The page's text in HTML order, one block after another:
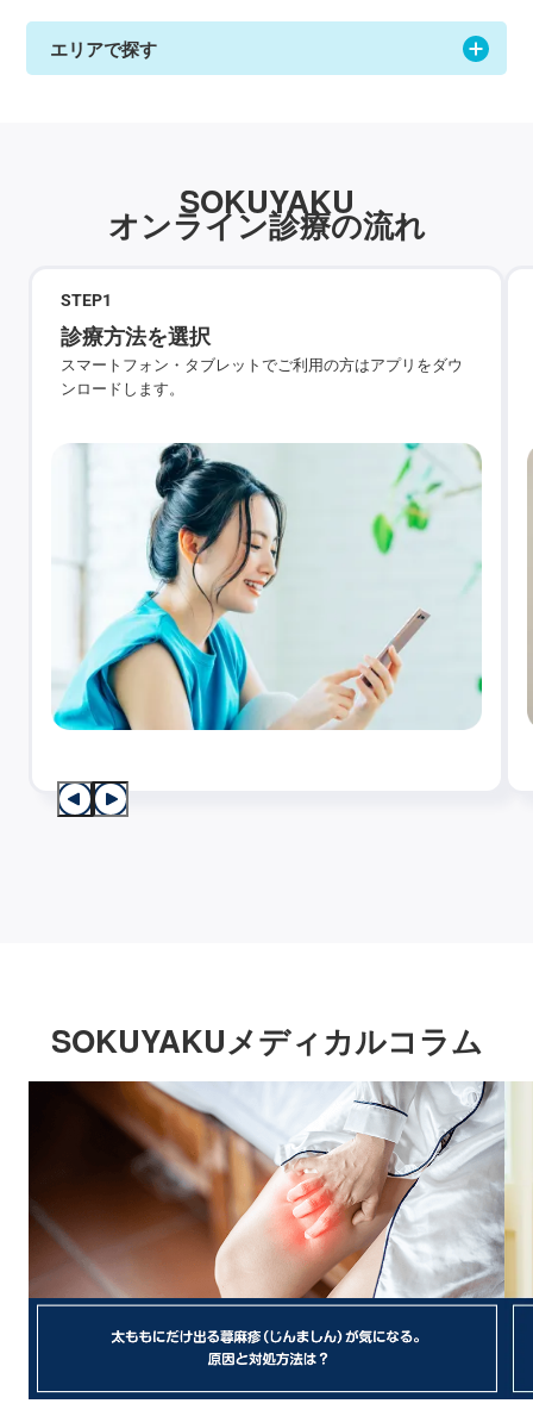
エリアで探す
SOKUYAKU
オンライン診療の流れ
STEP1
診療方法を選択
スマートフォン・タブレットでご利用の方はアプリをダウ
ンロードします。
SOKUYAKUメディカルコラム